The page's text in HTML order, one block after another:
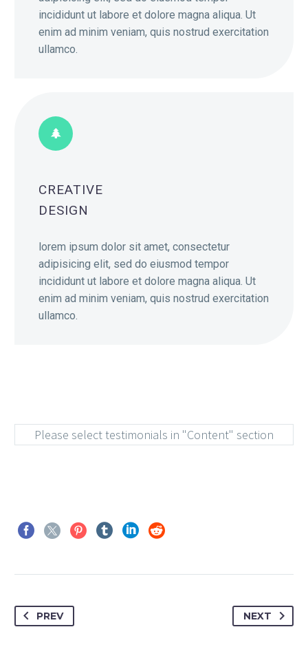
incididunt ut labore et dolore magna aliqua. Ut
enim ad minim veniam, quis nostrud exercitation
ullamco.
CREATIVE
DESIGN
lorem ipsum dolor sit amet, consectetur
adipisicing elit, sed do eiusmod tempor
incididunt ut labore et dolore magna aliqua. Ut
enim ad minim veniam, quis nostrud exercitation
ullamco.
Please select testimonials in "Content" section
PREV NEXT